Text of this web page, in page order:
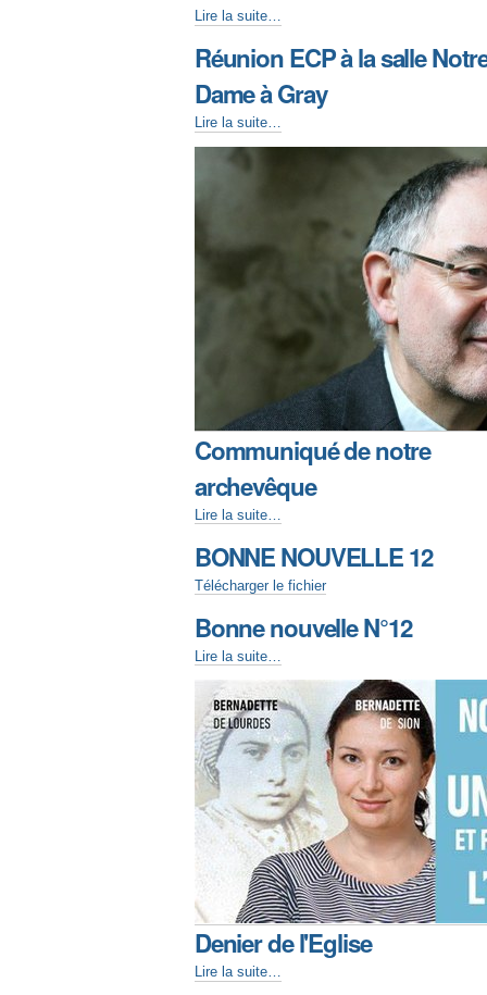
Lire la suite…
Réunion ECP à la salle
Dame à Gray
Lire la suite…
Communiqué de notre
archevêque
Lire la suite…
BONNE NOUVELLE 12
Télécharger le fichier
Bonne nouvelle N°12
Lire la suite…
Denier de l'Eglise
Lire la suite…